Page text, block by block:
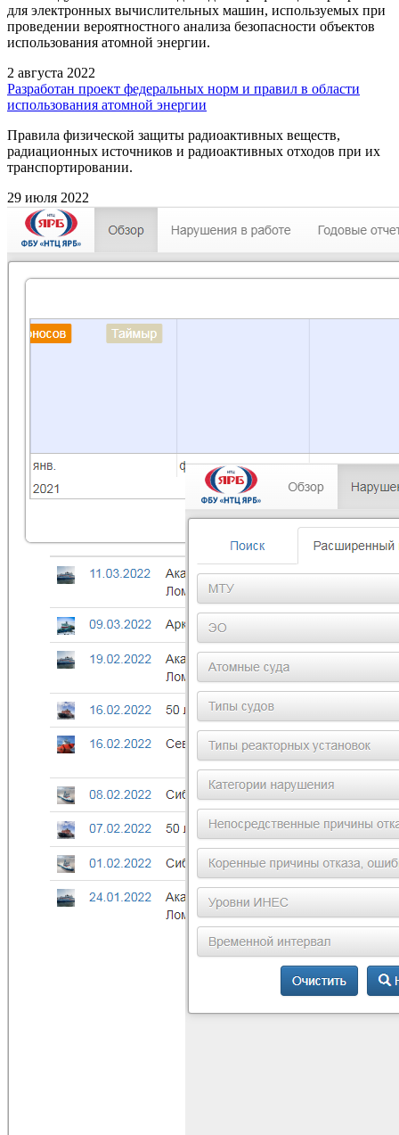
для электронных вычислительных машин, используемых при
проведении вероятностного анализа безопасности объектов
использования атомной энергии.
2 августа 2022
Разработан проект федеральных норм и правил в области
использования атомной энергии
Правила физической защиты радиоактивных веществ,
радиационных источников и радиоактивных отходов при их
транспортировании.
29 июля 2022